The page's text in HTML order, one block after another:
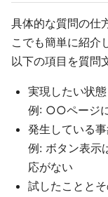
具体的な質問の仕
こでも簡単に紹介
以下の項目を質問
実現したい状態
例: ○○ページ
発生している
例: ボタン表示
応がない
試したことと